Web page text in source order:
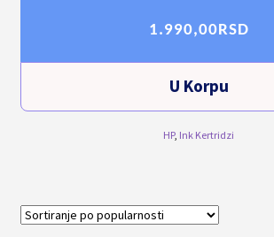
1.990,00RSD
U Korpu
HP, Ink Kertridzi